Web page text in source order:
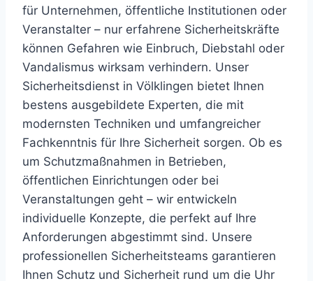
für Unternehmen, öffentliche Institutionen oder
Veranstalter – nur erfahrene Sicherheitskräfte
können Gefahren wie Einbruch, Diebstahl oder
Vandalismus wirksam verhindern. Unser
Sicherheitsdienst in Völklingen bietet Ihnen
bestens ausgebildete Experten, die mit
modernsten Techniken und umfangreicher
Fachkenntnis für Ihre Sicherheit sorgen. Ob es
um Schutzmaßnahmen in Betrieben,
öffentlichen Einrichtungen oder bei
Veranstaltungen geht – wir entwickeln
individuelle Konzepte, die perfekt auf Ihre
Anforderungen abgestimmt sind. Unsere
professionellen Sicherheitsteams garantieren
Ihnen Schutz und Sicherheit rund um die Uhr